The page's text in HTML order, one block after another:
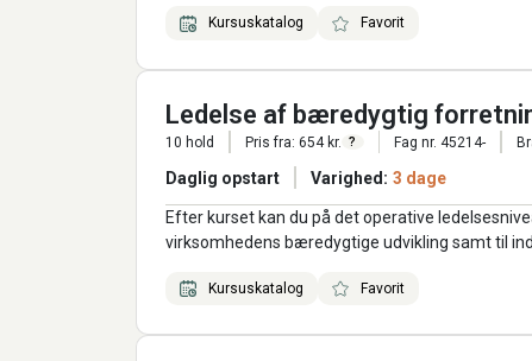
Kursuskatalog Favorit
Ledelse af bæredygtig
10 hold Pris fra: 654 kr. ? Fag nr. 45214-
Daglig opstart Varighed: 3 dage
Efter kurset kan du på det operative
virksomhedens bæredygtige udvikling samt til
Kursuskatalog Favorit